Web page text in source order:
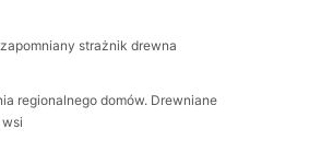
strażnik drewna
regionalnego domów. Drewniane